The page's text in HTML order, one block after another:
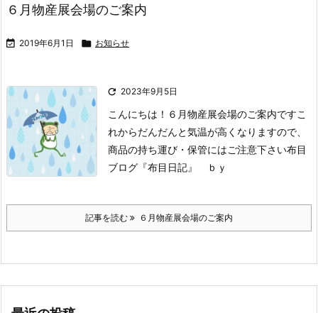
６月物産展会場のご案内
 2019年6月1日  お知らせ
 2023年9月5日
こんにちは！ ６月物産展会場のご案内ですこ
れからだんだんと気温が高くなりますので、
商品の持ち運び・保管にはご注意下さい布目
ブログ『布目日記』 ｂｙ
記事を読む ６月物産展会場のご案内